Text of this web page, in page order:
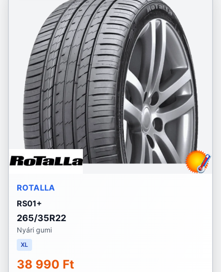
ROTALLA
RS01+
265/35R22
Nyári gumi
XL
38 990 Ft